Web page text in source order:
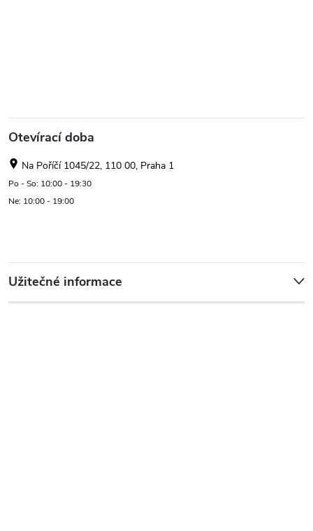
Otevírací doba
Na Poříčí 1045/22, 110 00, Praha 1
Po - So: 10:00 - 19:30
Ne: 10:00 - 19:00
Užitečné informace